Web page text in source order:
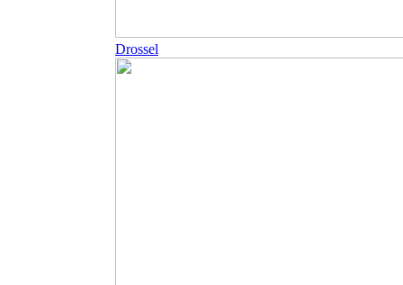
Drossel